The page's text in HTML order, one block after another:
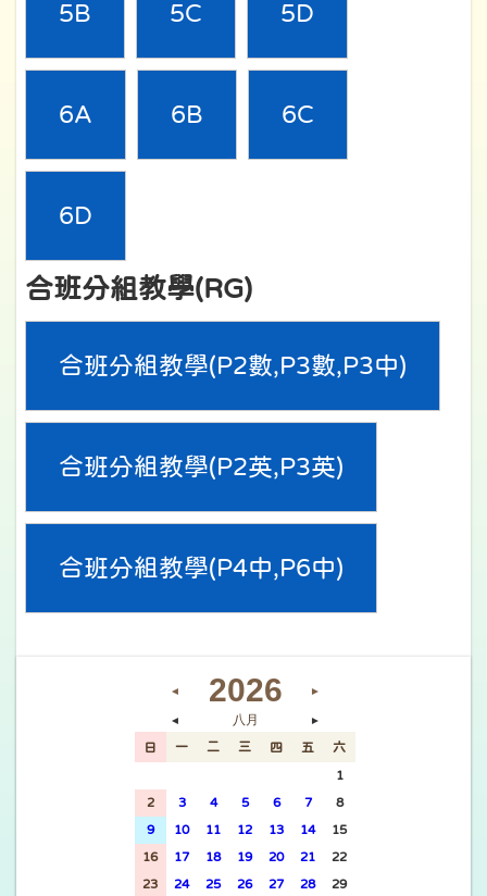
5B 5C 5D
6A 6B 6C
6D
合班分組教學(RG)
合班分組教學(P2數,P3數,P3中)
合班分組教學(P2英,P3英)
合班分組教學(P4中,P6中)
◄ 2026 ►
◄ 八月 ►
日 一 二 三 四 五 六
1
2 3 4 5 6 7 8
9 10 11 12 13 14 15
16 17 18 19 20 21 22
23 24 25 26 27 28 29